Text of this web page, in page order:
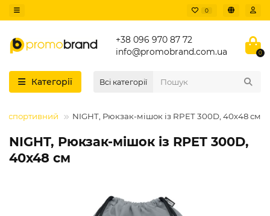
0
+38 096 970 87 72
info@promobrand.com.ua
0
Категорії Всі категорії
спортивний NIGHT, Рюкзак-мішок із RPET 300D, 40х48 см
NIGHT, Рюкзак-мішок із RPET 300D,
40х48 см